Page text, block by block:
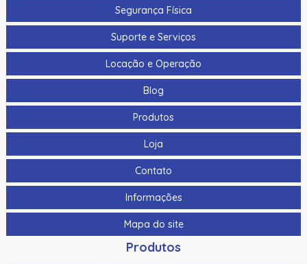
Segurança Física
Suporte e Serviços
Locação e Operação
Blog
Produtos
Loja
Contato
Informações
Mapa do site
Produtos